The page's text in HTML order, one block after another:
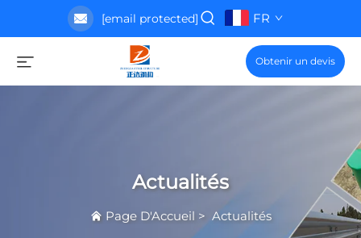
[email protected] FR
Obtenir un devis
Actualités
Page D'Accueil > Actualités